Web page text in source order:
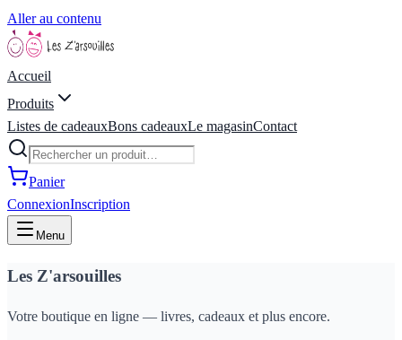
Aller au contenu
Accueil
Produits
Listes de cadeauxBons cadeauxLe magasinContact
Panier
ConnexionInscription
Menu
Les Z'arsouilles
Votre boutique en ligne — livres, cadeaux et plus encore.